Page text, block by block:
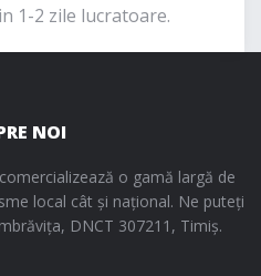
1-2 zile lucratoare.
NOI
o gamă largă de
local cât și național. Ne puteți
DNCT 307211, Timiș.